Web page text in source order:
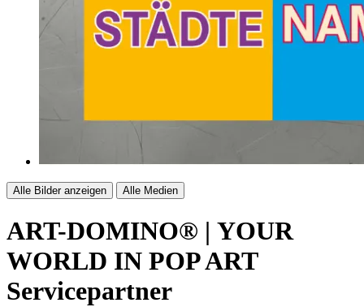
Alle Bilder anzeigen Alle Medien
ART-DOMINO® | YOUR
WORLD IN POP ART
Servicepartner